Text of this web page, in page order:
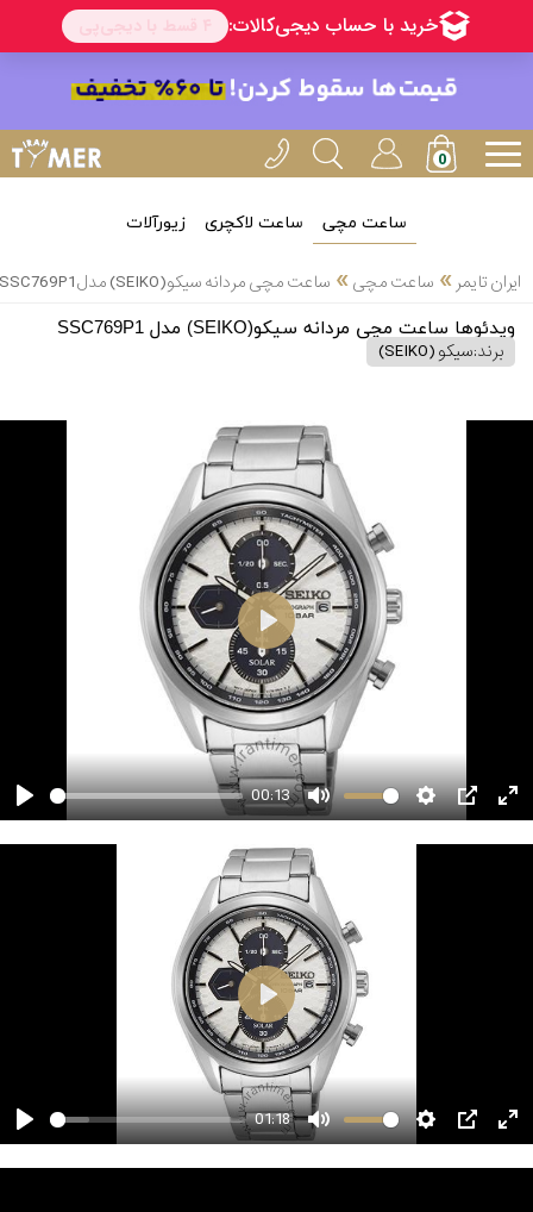
ساعت مچی ساعت لاکچری زیورآلات
ایران تایمر » ساعت مچی» ساعت مچی مردانه سیکو(SEIKO) مدل SSC769P1
ویدئوها ساعت مچی مردانه سیکو(SEIKO) مدل SSC769P1
برند:سیکو (SEIKO)
00:13
01:18